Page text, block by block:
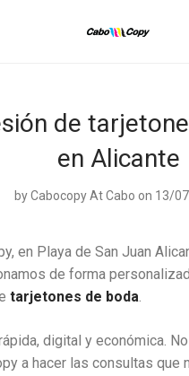
de
en Alicante
byCabocopy At Cabo on 13/
en Playa de San Juan
de forma
tarjetones de boda.
digital y económica.
a hacer las consultas que